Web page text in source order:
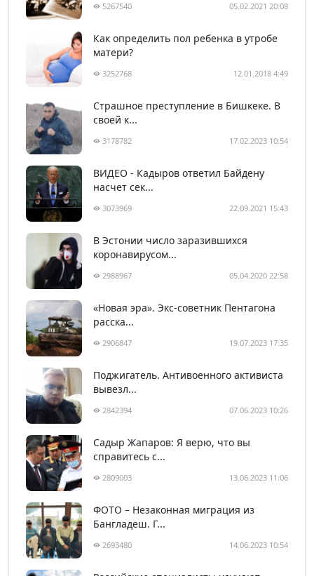
5267540 05.02.2021 20:08
Как определить пол ребенка в утробе
матери?
3252768 12.01.2018 4:49
Страшное преступление в Бишкеке. В
своей к...
3178782 17.02.2023 10:54
ВИДЕО - Кадыров ответил Байдену
насчет сек...
3073969 22.09.2021 15:43
В Эстонии число заразившихся
коронавирусом...
2988967 05.04.2020 22:58
«Новая эра». Экс-советник Пентагона
расска...
2906847 19.07.2023 17:35
Поджигатель. Антивоенного активиста
вывезл...
2842394 07.06.2023 10:26
Садыр Жапаров: Я верю, что вы
справитесь с...
2809003 13.06.2023 11:06
ФОТО – Незаконная миграция из
Бангладеш. Г...
2693480 14.06.2023 10:54